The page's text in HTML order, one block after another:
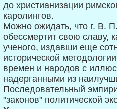
до христианизации
каролингов.
Можно ожидать, что г. В.
обессмертит свою славу,
ученого, издавши еще
исторической
времен и народов с
надерганными из
Последовательный
"законов" политической